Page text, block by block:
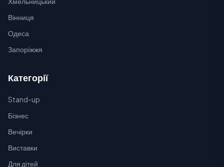
Вінниця
Одеса
Запоріжжя
Категорії
Stand-up
Бізнес
Вечірки
Виставки
Для дітей